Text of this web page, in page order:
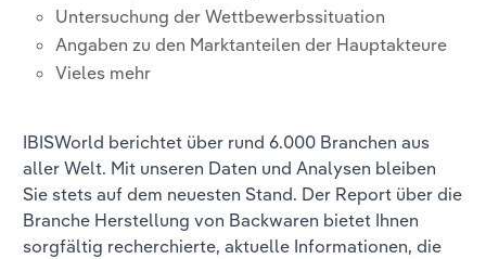
Untersuchung der Wettbewerbssituation
Angaben zu den Marktanteilen der Hauptakteure
Vieles mehr
IBISWorld berichtet über rund 6.000 Branchen aus
aller Welt. Mit unseren Daten und Analysen bleiben
Sie stets auf dem neuesten Stand. Der Report über die
Branche Herstellung von Backwaren bietet Ihnen
sorgfältig recherchierte, aktuelle Informationen, die